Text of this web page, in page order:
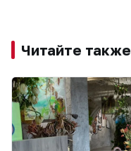
Читайте также